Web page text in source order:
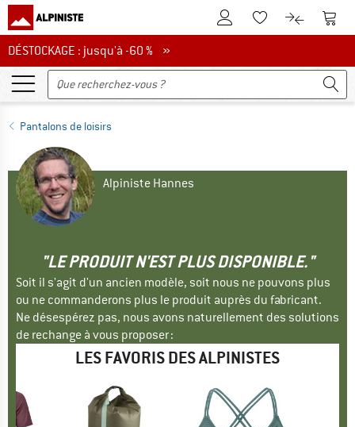
Vers le compte client
Vers la liste
Vers le
DÉSTOCKAGE : jusqu'à -60 %
DÉSTOCKAGE : jusqu'à -60 % »
Pantalons de loisirs
Alpiniste Hannes
"LE PRODUIT N'EST PLUS DISPONIBLE."
Soit il s'agit d'un ancien modèle, soit nous ne pouvons plus
ou ne commanderons plus le produit auprès du fabricant.
Ne désespérez pas, nous avons naturellement des solutions
de rechange à vous proposer :
LES FAVORIS DES ALPINISTES